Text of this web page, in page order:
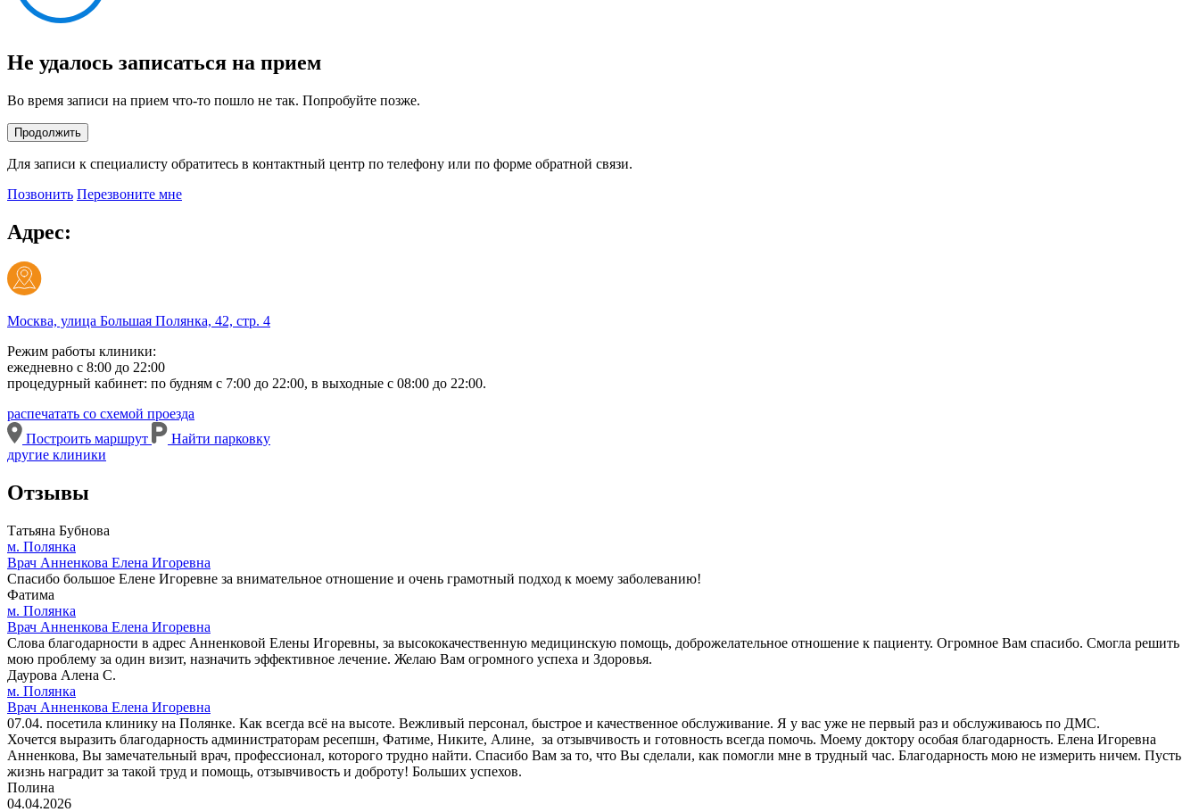
Не удалось записаться на прием
Во время записи на прием что-то пошло не так. Попробуйте позже.
Продолжить
Для записи к специалисту обратитесь в контактный центр по телефону или по форме обратной связи.
Позвонить Перезвоните мне
Адрес:
Москва, улица Большая Полянка, 42, стр. 4
Режим работы клиники:
ежедневно с 8:00 до 22:00
процедурный кабинет: по будням с 7:00 до 22:00, в выходные с 08:00 до 22:00.
распечатать со схемой проезда
Построить маршрут
Найти парковку
другие клиники
Отзывы
Татьяна Бубнова
м. Полянка
Врач Анненкова Елена Игоревна
Спасибо большое Елене Игоревне за внимательное отношение и очень грамотный подход к моему заболеванию!
Фатима
м. Полянка
Врач Анненкова Елена Игоревна
Слова благодарности в адрес Анненковой Елены Игоревны, за высококачественную медицинскую помощь, доброжелательное отношение к пациенту. Огромное Вам спасибо. Смогла решить
мою проблему за один визит, назначить эффективное лечение. Желаю Вам огромного успеха и Здоровья.
Даурова Алена С.
м. Полянка
Врач Анненкова Елена Игоревна
07.04. посетила клинику на Полянке. Как всегда всё на высоте. Вежливый персонал, быстрое и качественное обслуживание. Я у вас уже не первый раз и обслуживаюсь по ДМС.
Хочется выразить благодарность администраторам ресепшн, Фатиме, Никите, Алине, за отзывчивость и готовность всегда помочь. Моему доктору особая благодарность. Елена Игоревна
Анненкова, Вы замечательный врач, профессионал, которого трудно найти. Спасибо Вам за то, что Вы сделали, как помогли мне в трудный час. Благодарность мою не измерить ничем. Пусть
жизнь наградит за такой труд и помощь, отзывчивость и доброту! Больших успехов.
Полина
04.04.2026